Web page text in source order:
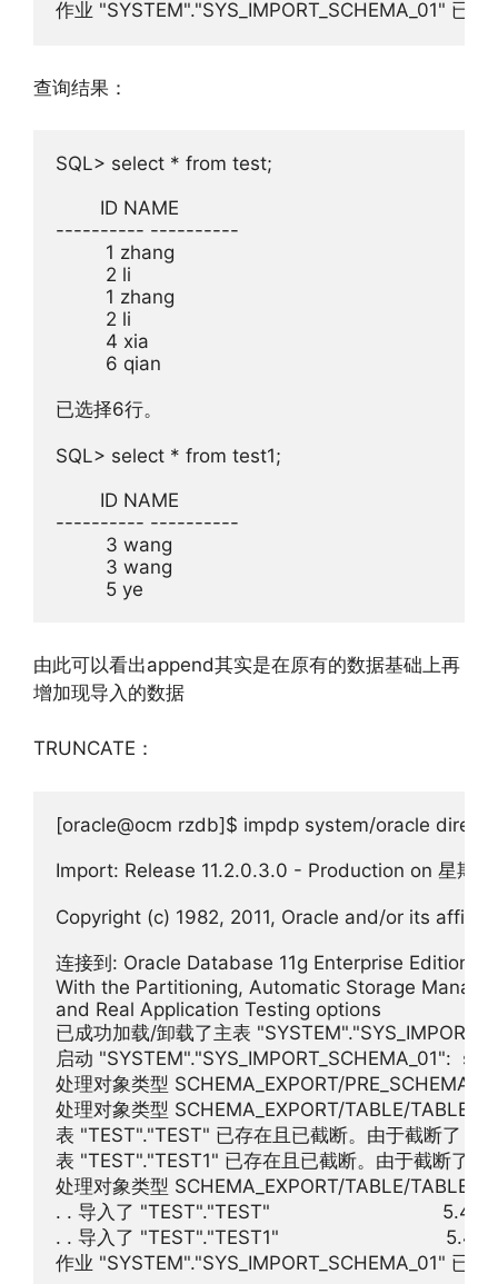
作业 "SYSTEM"."SYS_IMPORT_SCHEMA_01" 已
查询结果：
SQL> select * from test;
        ID NAME
---------- ----------
         1 zhang
         2 li
         1 zhang
         2 li
         4 xia
         6 qian
已选择6行。
SQL> select * from test1;
        ID NAME
---------- ----------
         3 wang
         3 wang
         5 ye
由此可以看出append其实是在原有的数据基础上再
增加现导入的数据
TRUNCATE：
[oracle@ocm rzdb]$ impdp system/oracle
Import: Release 11.2.0.3.0 - Production on 星期
Copyright (c) 1982, 2011, Oracle and/or its
连接到: Oracle Database 11g Enterprise Edition
With the Partitioning, Automatic Storage
and Real Application Testing options
已成功加载/卸载了主表
启动 "SYSTEM"."SYS_IMPORT_SCHEMA_01":
处理对象类型 SCHEMA_EXPORT/PRE_SCHEMA/
处理对象类型 SCHEMA_EXPORT/TABLE/TABLE
表 "TEST"."TEST" 已存在且已截断。由于截断了
表 "TEST"."TEST1" 已存在且已截断。由于截断了
处理对象类型 SCHEMA_EXPORT/TABLE/
. . 导入了 "TEST"."TEST"
. . 导入了 "TEST"."TEST1"
作业 "SYSTEM"."SYS_IMPORT_SCHEMA_01" 已